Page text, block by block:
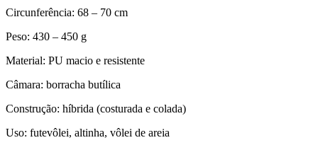
Circunferência: 68 – 70 cm
Peso: 430 – 450 g
Material: PU macio e resistente
Câmara: borracha butílica
Construção: híbrida (costurada e colada)
Uso: futevôlei, altinha, vôlei de areia